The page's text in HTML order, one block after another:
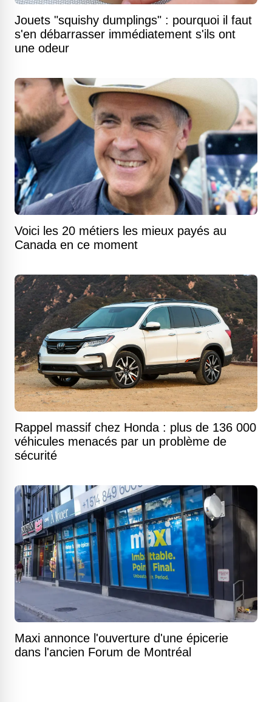
Jouets "squishy dumplings" : pourquoi il faut
s'en débarrasser immédiatement s'ils ont
une odeur
Voici les 20 métiers les mieux payés au
Canada en ce moment
Rappel massif chez Honda : plus de 136 000
véhicules menacés par un problème de
sécurité
Maxi annonce l'ouverture d'une épicerie
dans l'ancien Forum de Montréal